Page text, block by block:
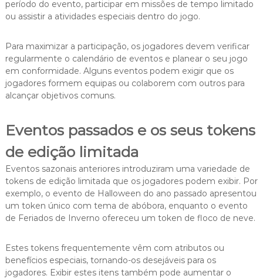
período do evento, participar em missões de tempo limitado
ou assistir a atividades especiais dentro do jogo.
Para maximizar a participação, os jogadores devem verificar
regularmente o calendário de eventos e planear o seu jogo
em conformidade. Alguns eventos podem exigir que os
jogadores formem equipas ou colaborem com outros para
alcançar objetivos comuns.
Eventos passados e os seus tokens
de edição limitada
Eventos sazonais anteriores introduziram uma variedade de
tokens de edição limitada que os jogadores podem exibir. Por
exemplo, o evento de Halloween do ano passado apresentou
um token único com tema de abóbora, enquanto o evento
de Feriados de Inverno ofereceu um token de floco de neve.
Estes tokens frequentemente vêm com atributos ou
benefícios especiais, tornando-os desejáveis para os
jogadores. Exibir estes itens também pode aumentar o